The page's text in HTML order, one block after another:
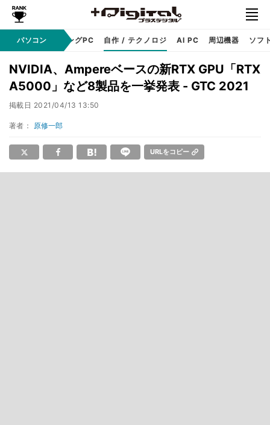
パソコン
PC本体 ゲーミングPC 自作 / テクノロジ AI PC 周辺機器 ソフ
NVIDIA、Ampereベースの新RTX GPU「RTX
A5000」など8製品を一挙発表 - GTC 2021
掲載日 2021/04/13 13:50
著者： 原修一郎
URLをコピー